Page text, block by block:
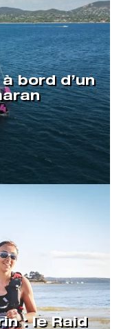
bord d’un
: le Raid